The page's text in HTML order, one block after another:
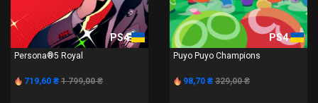
PS4
Persona®5 Royal
719,60 ₴ 1 799,00 ₴
PS4
Puyo Puyo Champions
98,70 ₴ 329,00 ₴